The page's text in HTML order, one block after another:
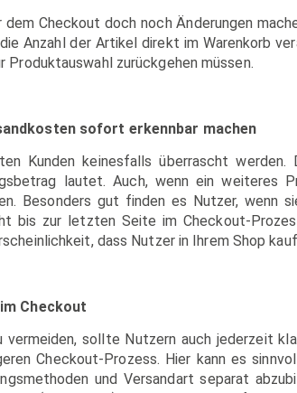
dem Checkout doch noch Änderungen
Anzahl der Artikel direkt im Warenkorb
Produktauswahl zurückgehen müssen.
sofort erkennbar machen
Kunden keinesfalls überrascht
lautet. Auch, wenn ein weiteres
Besonders gut finden es Nutzer, wenn
bis zur letzten Seite im Checkout-
dass Nutzer in Ihrem Shop
Checkout
vermeiden, sollte Nutzern auch jederzeit
Checkout-Prozess. Hier kann es
und Versandart separat